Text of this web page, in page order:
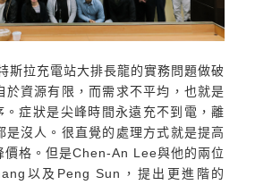
斯拉充電站大排長龍的實務問題做破
於資源有限，而需求不平均，也就是
症狀是尖峰時間永遠充不到電，離
是沒人。很直覺的處理方式就是提高
價格。但是Chen-An Lee與他的兩位
以及Peng Sun，提出更進階的